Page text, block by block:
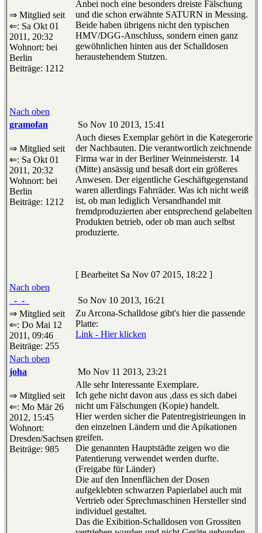
⇒ Mitglied seit
⇐: Sa Okt 01
2011, 20:32
Wohnort: bei
Berlin
Beiträge: 1212
Anbei noch eine besonders dreiste Fälschung
und die schon erwähnte SATURN in Messing.
Beide haben übrigens nicht den typischen
HMV/DGG-Anschluss, sondern einen ganz
gewöhnlichen hinten aus der Schalldosen
heraustehendem Stutzen.
Nach oben
gramofan
So Nov 10 2013, 15:41
⇒ Mitglied seit
⇐: Sa Okt 01
2011, 20:32
Wohnort: bei
Berlin
Beiträge: 1212
Auch dieses Exemplar gehört in die Kategerorie
der Nachbauten. Die verantwortlich zeichnende
Firma war in der Berliner Weinmeisterstr. 14
(Mitte) ansässig und besaß dort ein größeres
Anwesen. Der eigentliche Geschäftgegenstand
waren allerdings Fahrräder. Was ich nicht weiß
ist, ob man lediglich Versandhandel mit
fremdproduzierten aber entsprechend gelabelten
Produkten betrieb, oder ob man auch selbst
produzierte.
[ Bearbeitet Sa Nov 07 2015, 18:22 ]
Nach oben
_-_-_
So Nov 10 2013, 16:21
⇒ Mitglied seit
⇐: Do Mai 12
2011, 09:46
Beiträge: 255
Zu Arcona-Schalldose gibt's hier die passende
Platte:
Link - Hier klicken
Nach oben
joha
Mo Nov 11 2013, 23:21
⇒ Mitglied seit
⇐: Mo Mär 26
2012, 15:45
Wohnort:
Dresden/Sachsen
Beiträge: 985
Alle sehr Interessante Exemplare.
Ich gehe nicht davon aus ,dass es sich dabei
nicht um Fälschungen (Kopie) handelt.
Hier werden sicher die Patentregistrieungen in
den einzelnen Ländern und die Apikationen
greifen.
Die genannten Hauptstädte zeigen wo die
Patentierung verwendet werden durfte.
(Freigabe für Länder)
Die auf den Innenflächen der Dosen
aufgeklebten schwarzen Papierlabel auch mit
Vertrieb oder Sprechmaschinen Hersteller sind
individuel gestaltet.
Das die Exibition-Schalldosen von Grossiten